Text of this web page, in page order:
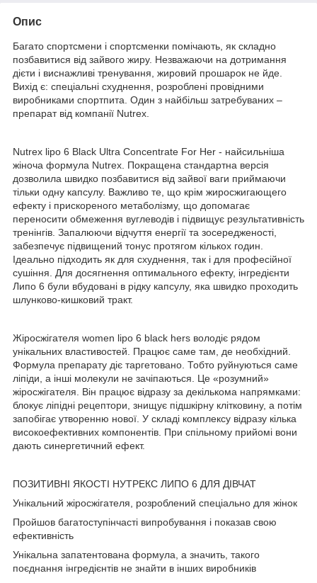
Опис
Багато спортсмени і спортсменки помічають, як складно
позбавитися від зайвого жиру. Незважаючи на дотримання
дієти і виснажливі тренування, жировий прошарок не йде.
Вихід є: спеціальні схуднення, розроблені провідними
виробниками спортпита. Один з найбільш затребуваних –
препарат від компанії Nutrex.
Nutrex lipo 6 Black Ultra Concentrate For Her - найсильніша
жіноча формула Nutrex. Покращена стандартна версія
дозволила швидко позбавитися від зайвої ваги приймаючи
тільки одну капсулу. Важливо те, що крім жиросжигающего
ефекту і прискореного метаболізму, що допомагає
переносити обмеження вуглеводів і підвищує результативність
тренінгів. Запалюючи відчуття енергії та зосередженості,
забезпечує підвищений тонус протягом кількох годин.
Ідеально підходить як для схуднення, так і для професійної
сушіння. Для досягнення оптимального ефекту, інгредієнти
Липо 6 були вбудовані в рідку капсулу, яка швидко проходить
шлунково-кишковий тракт.
Жіросжігателя women lipo 6 black hers володіє рядом
унікальних властивостей. Працює саме там, де необхідний.
Формула препарату діє таргетовано. Тобто руйнуються саме
ліпіди, а інші молекули не зачіпаються. Це «розумний»
жіросжігателя. Він працює відразу за декількома напрямками:
блокує ліпідні рецептори, знищує підшкірну клітковину, а потім
запобігає утворенню нової. У складі комплексу відразу кілька
високоефективних компонентів. При спільному прийомі вони
дають синергетичний ефект.
ПОЗИТИВНІ ЯКОСТІ НУТРЕКС ЛИПО 6 ДЛЯ ДІВЧАТ
Унікальний жіросжігателя, розроблений спеціально для жінок
Пройшов багатоступінчасті випробування і показав свою
ефективність
Унікальна запатентована формула, а значить, такого
поєднання інгредієнтів не знайти в інших виробників